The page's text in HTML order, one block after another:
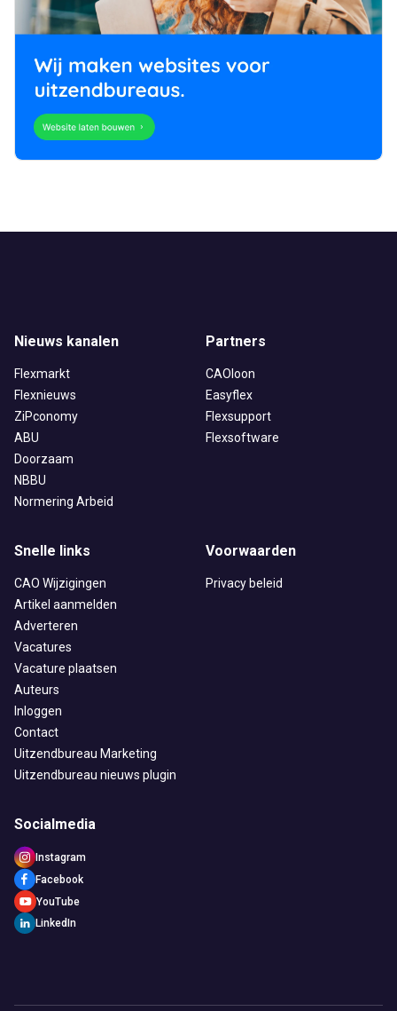
Nieuws kanalen
Flexmarkt
Flexnieuws
ZiPconomy
ABU
Doorzaam
NBBU
Normering Arbeid
Partners
CAOloon
Easyflex
Flexsupport
Flexsoftware
Snelle links
CAO Wijzigingen
Artikel aanmelden
Adverteren
Vacatures
Vacature plaatsen
Auteurs
Inloggen
Contact
Uitzendbureau Marketing
Uitzendbureau nieuws plugin
Voorwaarden
Privacy beleid
Socialmedia
Instagram
Facebook
YouTube
LinkedIn